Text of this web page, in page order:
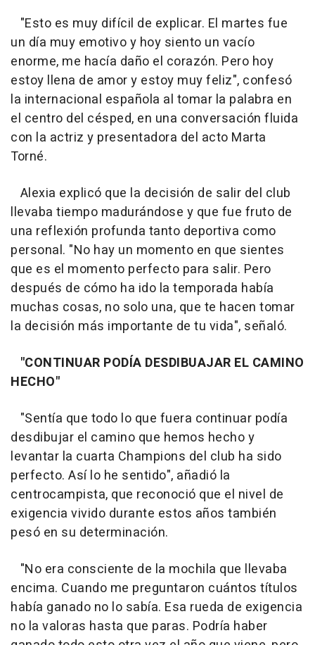
"Esto es muy difícil de explicar. El martes fue
un día muy emotivo y hoy siento un vacío
enorme, me hacía daño el corazón. Pero hoy
estoy llena de amor y estoy muy feliz", confesó
la internacional española al tomar la palabra en
el centro del césped, en una conversación fluida
con la actriz y presentadora del acto Marta
Torné.
Alexia explicó que la decisión de salir del club
llevaba tiempo madurándose y que fue fruto de
una reflexión profunda tanto deportiva como
personal. "No hay un momento en que sientes
que es el momento perfecto para salir. Pero
después de cómo ha ido la temporada había
muchas cosas, no solo una, que te hacen tomar
la decisión más importante de tu vida", señaló.
"CONTINUAR PODÍA DESDIBUAJAR EL CAMINO
HECHO"
"Sentía que todo lo que fuera continuar podía
desdibujar el camino que hemos hecho y
levantar la cuarta Champions del club ha sido
perfecto. Así lo he sentido", añadió la
centrocampista, que reconoció que el nivel de
exigencia vivido durante estos años también
pesó en su determinación.
"No era consciente de la mochila que llevaba
encima. Cuando me preguntaron cuántos títulos
había ganado no lo sabía. Esa rueda de exigencia
no la valoras hasta que paras. Podría haber